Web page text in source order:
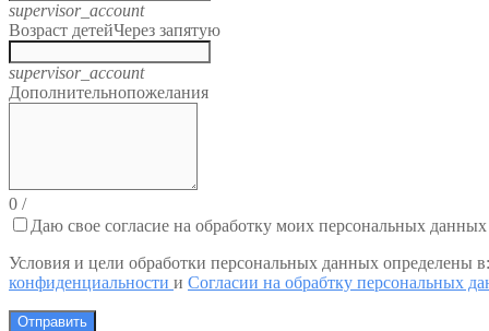
supervisor_account
Возраст детейЧерез запятую
supervisor_account
Дополнительнопожелания
0 /
Даю свое согласие на обработку моих персональных данных
Условия и цели обработки персональных данных определены
конфиденциальности и Согласии на обрабтку персональных
Отправить